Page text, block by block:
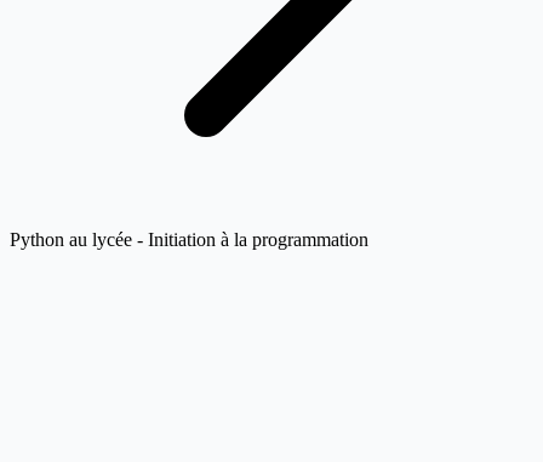
Python au lycée - Initiation à la programmation